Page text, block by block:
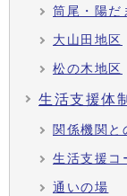
筒尾・陽だ
大山田地区
松の木地区
生活支援体
関係機関と
生活支援コ
通いの場